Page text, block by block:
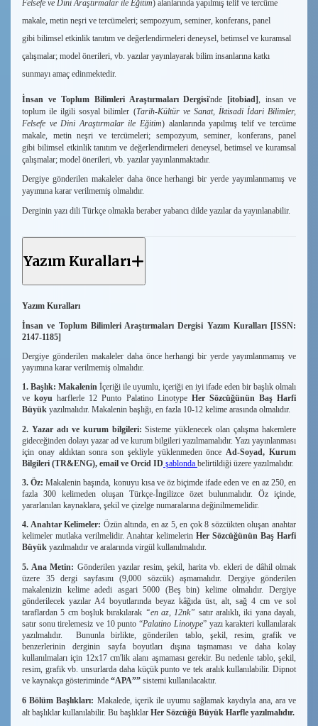
Felsefe ve Dini Araştırmalar ile Eğitim) alanlarında yapılmış telif ve tercüme
makale, metin neşri ve tercümeleri; sempozyum, seminer, konferans, panel
gibi bilimsel etkinlik tanıtım ve değerlendirmeleri deneysel, betimsel ve kuramsal
çalışmalar; model önerileri, vb. yazılar yayınlayarak bilim insanlarına katkı
sunmayı amaç edinmektedir.
İnsan ve Toplum Bilimleri Araştırmaları Dergisi'nde [itobiad] , insan ve
toplum ile ilgili sosyal bilimler (Tarih-Kültür ve Sanat, İktisadi İdari Bilimler,
Felsefe ve Dini Araştırmalar ile Eğitim) alanlarında yapılmış telif ve tercüme
makale, metin neşri ve tercümeleri; sempozyum, seminer, konferans, panel
gibi bilimsel etkinlik tanıtım ve değerlendirmeleri deneysel, betimsel ve kuramsal
çalışmalar; model önerileri, vb. yazılar yayınlanmaktadır.
Dergiye gönderilen makaleler daha önce herhangi bir yerde yayımlanmamış ve
yayımına karar verilmemiş olmalıdır.
Derginin yazı dili Türkçe olmakla beraber yabancı dilde yazılar da yayınlanabilir.
Yazım Kuralları
Yazım Kuralları
İnsan ve Toplum Bilimleri Araştırmaları Dergisi Yazım Kuralları [ISSN:
2147-1185]
Dergiye gönderilen makaleler daha önce herhangi bir yerde yayımlanmamış ve
yayımına karar verilmemiş olmalıdır.
1. Başlık: Makalenin İçeriği ile uyumlu, içeriği en iyi ifade eden bir başlık olmalı
vekoyuharflerle 12 Punto Palatino Linotype Her Sözcüğünün Baş Harfi
Büyük yazılmalıdır. Makalenin başlığı, en fazla 10-12 kelime arasında olmalıdır.
2. Yazar adı ve kurum bilgileri:Sisteme yüklenecek olan çalışma hakemlere
gideceğinden dolayı yazar ad ve kurum bilgileri yazılmamalıdır. Yazı yayınlanması
için onay aldıktan sonra son şekliyle yüklenmeden önce Ad-Soyad, Kurum
Bilgileri (TR&ENG), email ve Orcid ID şablonda belirtildiği üzere yazılmalıdır.
3. Öz:Makalenin başında, konuyu kısa ve öz biçimde ifade eden ve en az 250, en
fazla 300 kelimeden oluşan Türkçe-İngilizce özet bulunmalıdır. Öz içinde,
yararlanılan kaynaklara, şekil ve çizelge numaralarına değinilmemelidir.
4. Anahtar Kelimeler: Özün altında, en az 5, en çok 8 sözcükten oluşan anahtar
kelimeler mutlaka verilmelidir. Anahtar kelimelerin Her Sözcüğünün Baş Harfi
Büyük yazılmalıdır ve aralarında virgül kullanılmalıdır.
5. Ana Metin: Gönderilen yazılar resim, şekil, harita vb. ekleri de dâhil olmak
üzere 35 dergi sayfasını (9,000 sözcük) aşmamalıdır. Dergiye gönderilen
makalenizin kelime adedi asgari 5000 (Beş bin) kelime olmalıdır. Dergiye
gönderilecek yazılar A4 boyutlarında beyaz kâğıda üst, alt, sağ 4 cm ve sol
taraflardan 5 cm boşluk bırakılarak “en az, 12nk” satır aralıklı, iki yana dayalı,
satır sonu tirelemesiz ve 10 punto “Palatino Linotype” yazı karakteri kullanılarak
yazılmalıdır.
Bununla birlikte, gönderilen tablo, şekil, resim, grafik ve
benzerlerinin derginin sayfa boyutları dışına taşmaması ve daha kolay
kullanılmaları için 12x17 cm'lik alanı aşmaması gerekir. Bu nedenle tablo, şekil,
resim, grafik vb. unsurlarda daha küçük punto ve tek aralık kullanılabilir. Dipnot
ve kaynakça gösteriminde “APA”” sistemi kullanılacaktır.
6 Bölüm Başlıkları: Makalede, içerik ile uyumu sağlamak kaydıyla ana, ara ve
alt başlıklar kullanılabilir. Bu başlıklar Her Sözcüğü Büyük Harfle yazılmalıdır.